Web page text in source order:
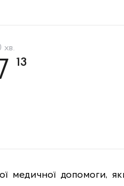
хв.
13
медичної допомоги,